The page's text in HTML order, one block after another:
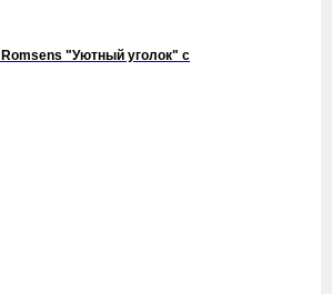
"Уютный уголок" c